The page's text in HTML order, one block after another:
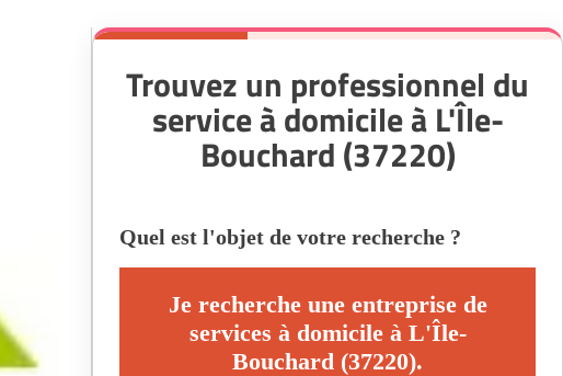
Trouvez un professionnel du
service à domicile à L'Île-
Bouchard (37220)
Quel est l'objet de votre recherche ?
Je recherche une entreprise de
services à domicile à L'Île-
Bouchard (37220).